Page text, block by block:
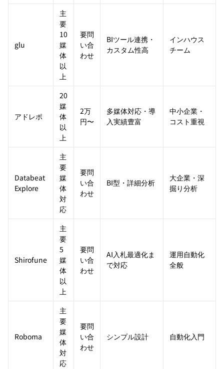
glu
主
要
10
媒
体
以
上
要問
い合
わせ
BIツール連携・
カスタム性高
インハウス
チーム
アドレポ
20
媒
体
以
上
2万
円〜
多媒体対応・導
入実績豊富
中小企業・
コスト重視
Databeat
Explore
主
要
媒
体
対
応
要問
い合
わせ
BI型・詳細分析
大企業・深
掘り分析
Shirofune
主
要
5
媒
体
以
上
要問
い合
わせ
AI入札最適化ま
で対応
運用自動化
全般
Roboma
主
要
媒
体
対
応
要問
い合
わせ
シンプル設計 自動化入門